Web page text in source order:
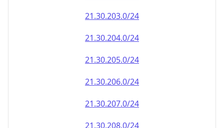
21.30.203.0/24
21.30.204.0/24
21.30.205.0/24
21.30.206.0/24
21.30.207.0/24
21.30.208.0/24